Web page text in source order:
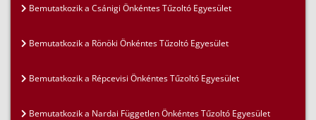
Bemutatkozik a Csánigi Önkéntes Tűzoltó Egyesület
Bemutatkozik a Rönöki Önkéntes Tűzoltó Egyesület
Bemutatkozik a Répcevisi Önkéntes Tűzoltó Egyesület
Bemutatkozik a Nardai Független Önkéntes Tűzoltó Egyesület